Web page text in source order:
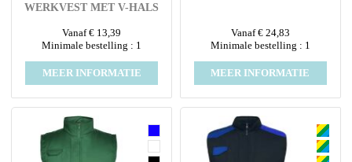
WERKVEST MET V-HALS
Vanaf € 13,39
Minimale bestelling : 1
MEER INFORMATIE
Vanaf € 24,83
Minimale bestelling : 1
MEER INFORMATIE